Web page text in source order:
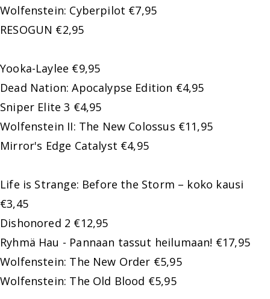
Wolfenstein: Cyberpilot €7,95
RESOGUN €2,95
Yooka-Laylee €9,95
Dead Nation: Apocalypse Edition €4,95
Sniper Elite 3 €4,95
Wolfenstein II: The New Colossus €11,95
Mirror's Edge Catalyst €4,95
Life is Strange: Before the Storm – koko kausi
€3,45
Dishonored 2 €12,95
Ryhmä Hau - Pannaan tassut heilumaan! €17,95
Wolfenstein: The New Order €5,95
Wolfenstein: The Old Blood €5,95